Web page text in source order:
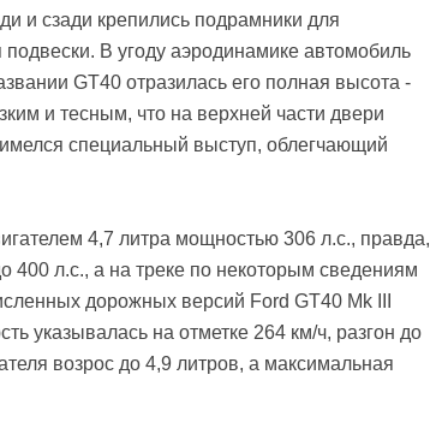
и сзади крепились подрамники для
В угоду аэродинамике автомобиль
GT40 отразилась его полная высота -
и тесным, что на верхней части двери
специальный выступ, облегчающий
4,7 литра мощностью 306 л.с., правда,
400 л.с., а на треке по некоторым сведениям
дорожных версий Ford GT40 Mk III
указывалась на отметке 264 км/ч, разгон до
возрос до 4,9 литров, а максимальная